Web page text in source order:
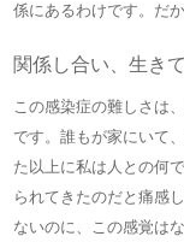
係にあるわけです。だ
関係し合い、生き
この感染症の難しさは
です。誰もが家にいて
た以上に私は人との何
られてきたのだと痛感
ないのに、この感覚は